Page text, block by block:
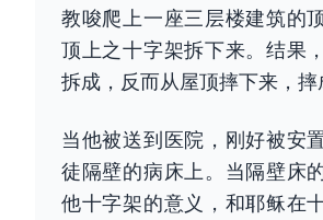
教唆爬上一座三层楼建筑的
顶上之十字架拆下来。结果
拆成，反而从屋顶摔下来，摔
当他被送到医院，刚好被安
徒隔壁的病床上。当隔壁床
他十字架的意义，和耶稣在